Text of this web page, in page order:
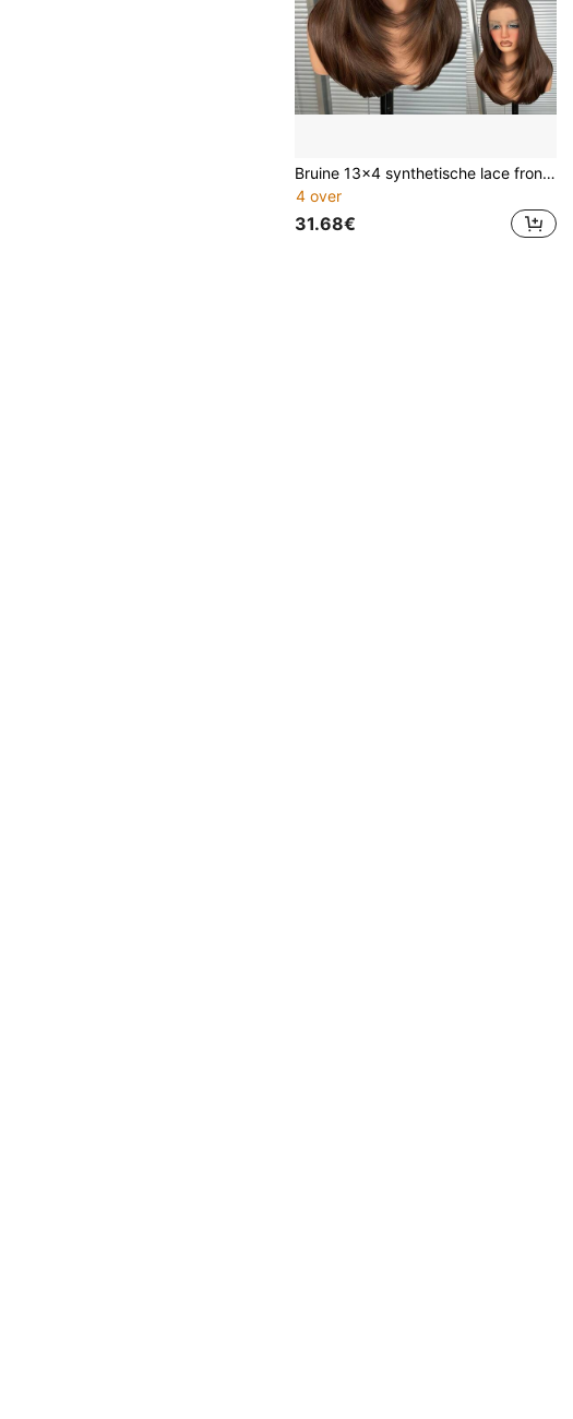
Bruine 13x4 synthetische lace front pruik voor dames, 18 inch medium lang golvend krullend haar, gordijnpony, lijmloze hittebestendige synthetische Kanekalon pruik, middenscheiding, 150% dichtheid, natuurlijke haarlijn, modieuze pruik voor dames en meisjes voor feestjes en vakantie
4 over
31.68€